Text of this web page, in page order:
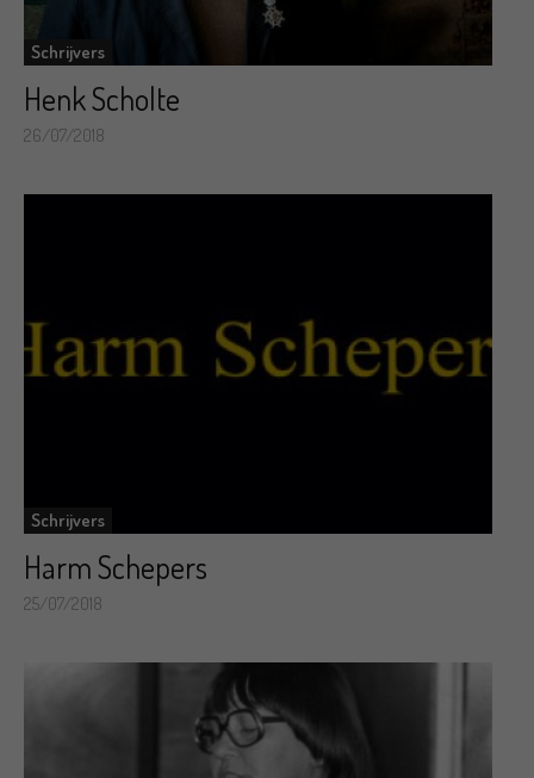
Schrijvers
Henk Scholte
26/07/2018
Schrijvers
Harm Schepers
25/07/2018